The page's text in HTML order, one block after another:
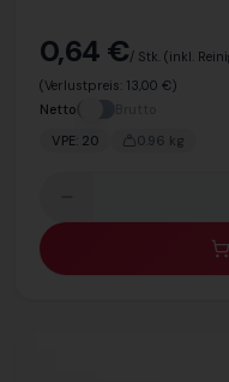
0,64 €/ Stk.(inkl.
(Verlustpreis: 13,00 €)
Netto
VPE: 20 0.96 kg